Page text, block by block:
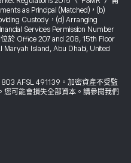
as Principal (Matched)，(b)
Custody，(d) Arranging
Services Permission Number
於 Office 207 and 208, 15th Floor
Maryah Island, Abu Dhabi, United
803 AFSL 491139。加密資產不受監
可能會損失全部資本。請參閱我們